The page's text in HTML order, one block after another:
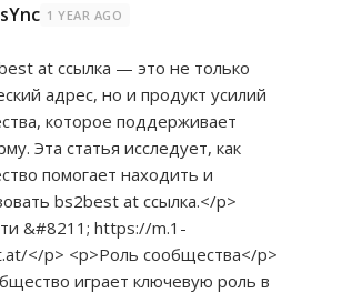
1 YEAR AGO
at ссылка — это не только
адрес, но и продукт усилий
которое поддерживает
Эта статья исследует, как
помогает находить и
bs2best at ссылка.</p>
&#8211; https://m.1-
</p> <p>Роль сообщества</p>
играет ключевую роль в